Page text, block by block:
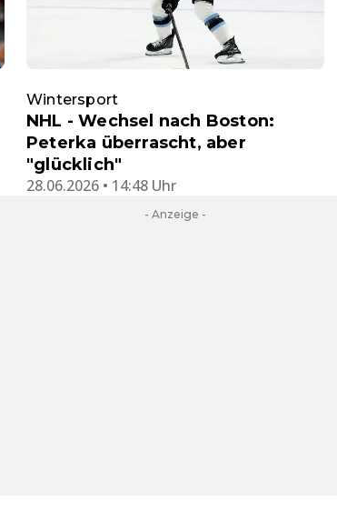
Wintersport
NHL - Wechsel nach Boston:
Peterka überrascht, aber
"glücklich"
28.06.2026 • 14:48 Uhr
- Anzeige -